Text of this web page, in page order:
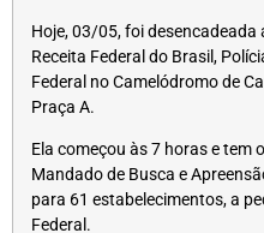
Hoje, 03/05, foi desencadeada
Receita Federal do Brasil,
Federal no Camelódromo de
Praça A.
Ela começou às 7 horas e tem
Mandado de Busca e
para 61 estabelecimentos, a
Federal.